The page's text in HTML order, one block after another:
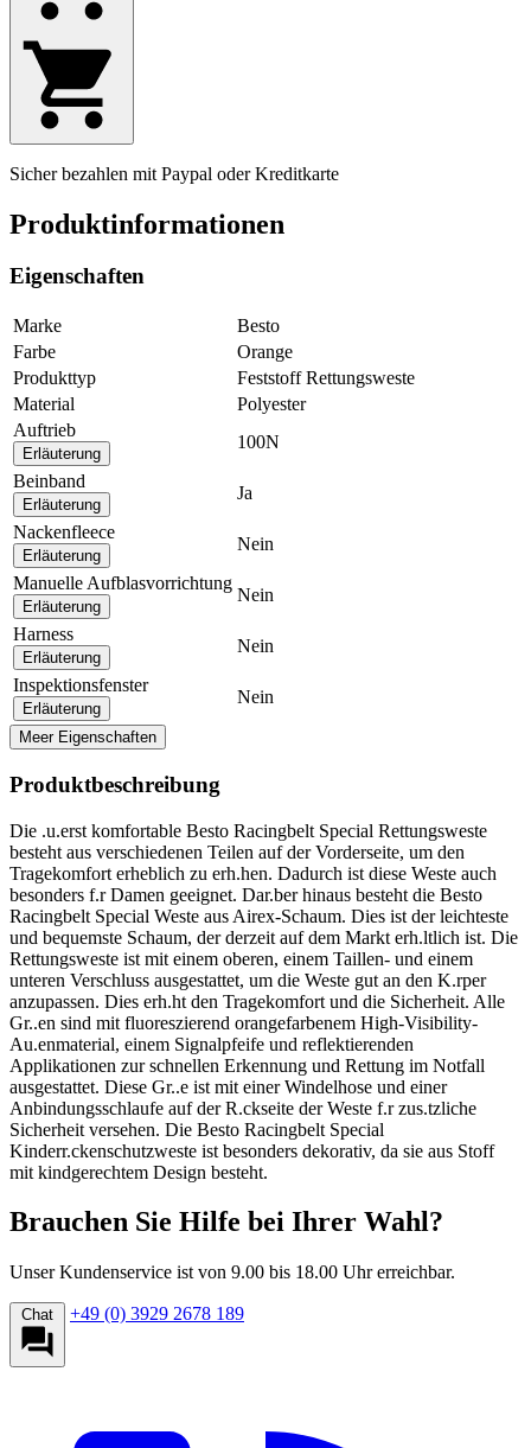
Sicher bezahlen mit Paypal oder Kreditkarte
Produktinformationen
Eigenschaften
Marke
Besto
Farbe
Orange
Produkttyp
Feststoff Rettungsweste
Material
Polyester
Auftrieb
Erläuterung
100N
Beinband
Erläuterung
Ja
Nackenfleece
Erläuterung
Nein
Manuelle Aufblasvorrichtung
Erläuterung
Nein
Harness
Erläuterung
Nein
Inspektionsfenster
Erläuterung
Nein
Meer Eigenschaften
Produktbeschreibung
Die .u.erst komfortable Besto Racingbelt Special Rettungsweste
besteht aus verschiedenen Teilen auf der Vorderseite, um den
Tragekomfort erheblich zu erh.hen. Dadurch ist diese Weste auch
besonders f.r Damen geeignet. Dar.ber hinaus besteht die Besto
Racingbelt Special Weste aus Airex-Schaum. Dies ist der leichteste
und bequemste Schaum, der derzeit auf dem Markt erh.ltlich ist. Die
Rettungsweste ist mit einem oberen, einem Taillen- und einem
unteren Verschluss ausgestattet, um die Weste gut an den K.rper
anzupassen. Dies erh.ht den Tragekomfort und die Sicherheit. Alle
Gr..en sind mit fluoreszierend orangefarbenem High-Visibility-
Au.enmaterial, einem Signalpfeife und reflektierenden
Applikationen zur schnellen Erkennung und Rettung im Notfall
ausgestattet. Diese Gr..e ist mit einer Windelhose und einer
Anbindungsschlaufe auf der R.ckseite der Weste f.r zus.tzliche
Sicherheit versehen. Die Besto Racingbelt Special
Kinderr.ckenschutzweste ist besonders dekorativ, da sie aus Stoff
mit kindgerechtem Design besteht.
Brauchen Sie Hilfe bei Ihrer Wahl?
Unser Kundenservice ist von 9.00 bis 18.00 Uhr erreichbar.
Chat +49 (0) 3929 2678 189